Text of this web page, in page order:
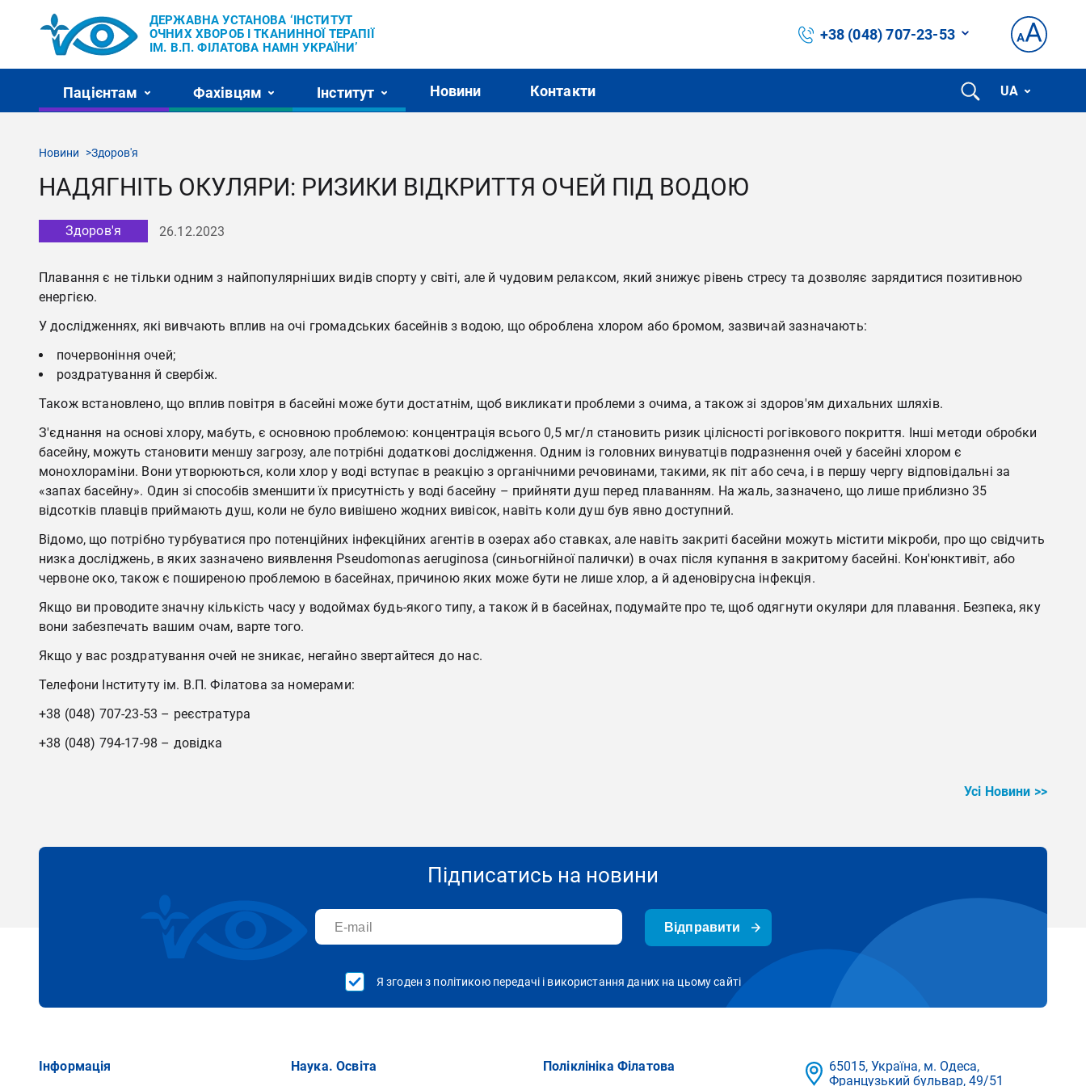
ДЕРЖАВНА УСТАНОВА ‘ІНСТИТУТ
ОЧНИХ ХВОРОБ І ТКАНИННОЇ ТЕРАПІЇ
ІМ. В.П. ФІЛАТОВА НАМН УКРАЇНИ’
+38 (048) 707-23-53
Пацієнтам Фахівцям Інститут Новини Контакти UA
Новини Здоров'я
НАДЯГНІТЬ ОКУЛЯРИ: РИЗИКИ ВІДКРИТТЯ ОЧЕЙ ПІД ВОДОЮ
Здоров'я 26.12.2023
Плавання є не тільки одним з найпопулярніших видів спорту у світі, але й чудовим релаксом, який знижує рівень стресу та дозволяє зарядитися позитивною
енергією.
У дослідженнях, які вивчають вплив на очі громадських басейнів з водою, що оброблена хлором або бромом, зазвичай зазначають:
почервоніння очей;
роздратування й свербіж.
Також встановлено, що вплив повітря в басейні може бути достатнім, щоб викликати проблеми з очима, а також зі здоров'ям дихальних шляхів.
З'єднання на основі хлору, мабуть, є основною проблемою: концентрація всього 0,5 мг/л становить ризик цілісності рогівкового покриття. Інші методи обробки
басейну, можуть становити меншу загрозу, але потрібні додаткові дослідження. Одним із головних винуватців подразнення очей у басейні хлором є
монохлораміни. Вони утворюються, коли хлор у воді вступає в реакцію з органічними речовинами, такими, як піт або сеча, і в першу чергу відповідальні за
«запах басейну». Один зі способів зменшити їх присутність у воді басейну – прийняти душ перед плаванням. На жаль, зазначено, що лише приблизно 35
відсотків плавців приймають душ, коли не було вивішено жодних вивісок, навіть коли душ був явно доступний.
Відомо, що потрібно турбуватися про потенційних інфекційних агентів в озерах або ставках, але навіть закриті басейни можуть містити мікроби, про що свідчить
низка досліджень, в яких зазначено виявлення Pseudomonas aeruginosa (синьогнійної палички) в очах після купання в закритому басейні. Кон'юнктивіт, або
червоне око, також є поширеною проблемою в басейнах, причиною яких може бути не лише хлор, а й аденовірусна інфекція.
Якщо ви проводите значну кількість часу у водоймах будь-якого типу, а також й в басейнах, подумайте про те, щоб одягнути окуляри для плавання. Безпека, яку
вони забезпечать вашим очам, варте того.
Якщо у вас роздратування очей не зникає, негайно звертайтеся до нас.
Телефони Інституту ім. В.П. Філатова за номерами:
+38 (048) 707-23-53 – реєстратура
+38 (048) 794-17-98 – довідка
Усі Новини >>
Підписатись на новини
Відправити
Я згоден з політикою передачі і використання даних на цьому сайті
Інформація Наука. Освіта Поліклініка Філатова
65015, Україна, м. Одеса,
Французький бульвар, 49/51